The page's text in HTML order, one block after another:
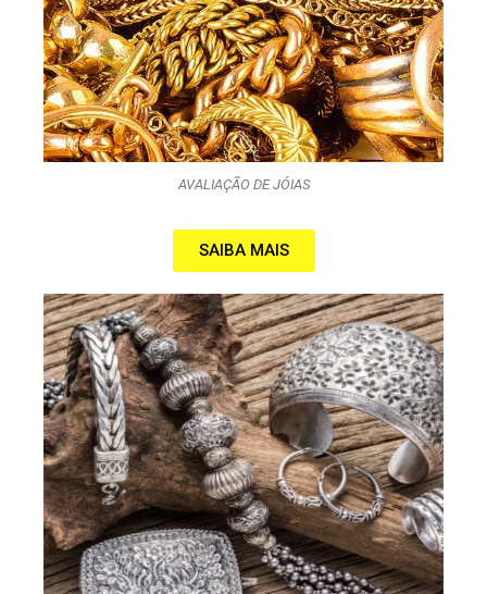
AVALIAÇÃO DE JÓIAS
SAIBA MAIS